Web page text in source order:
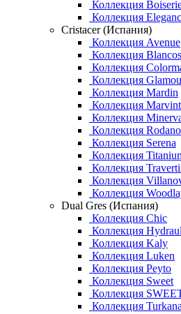
Коллекция
Коллекция
Cristacer (Испания)
Коллекция Avenue
Коллекция Blancos
Коллекция
Коллекция
Коллекция Mardin
Коллекция
Коллекция
Коллекция Rodano
Коллекция Serena
Коллекция
Коллекция
Коллекция
Коллекция
Dual Gres (Испания)
Коллекция Chic
Коллекция
Коллекция Kaly
Коллекция Luken
Коллекция Peyto
Коллекция Sweet
Коллекция
Коллекция Turkana